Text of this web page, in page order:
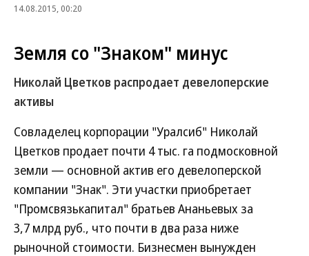
14.08.2015, 00:20
Земля со "Знаком" минус
Николай Цветков распродает девелоперские
активы
Совладелец корпорации "Уралсиб" Николай
Цветков продает почти 4 тыс. га подмосковной
земли — основной актив его девелоперской
компании "Знак". Эти участки приобретает
"Промсвязькапитал" братьев Ананьевых за
3,7 млрд руб., что почти в два раза ниже
рыночной стоимости. Бизнесмен вынужден